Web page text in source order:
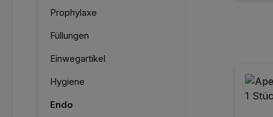
Prophylaxe
Füllungen
Einwegartikel
Hygiene
Endo